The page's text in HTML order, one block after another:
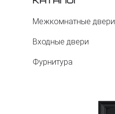
Межкомнатные двери
Входные двери
Фурнитура